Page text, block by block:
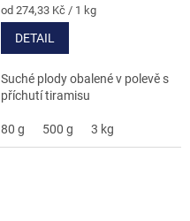
5,0
z
hvězdiček.
Měrná
cena:
od 274,33 Kč / 1 kg
DETAIL
Suché plody obalené v polevě s
příchutí tiramisu
80 g 500 g 3 kg